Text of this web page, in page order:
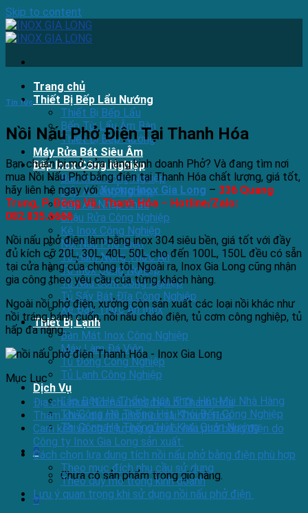
Skip to content
Trang chủ
Thiết Bị Bếp Lẩu Nướng
Thiết Bị Bếp Lẩu
Bếp Từ Lẩu Âm Bàn
Thiết Bị Bếp Nướng
Máy Rửa Bát Siêu Âm
Bếp Inox Công Nghiệp
Bàn Inox Công Nghiệp
Bếp Á Công Nghiệp
Bếp Âu Nhập Khẩu
Chậu Rửa Công Nghiệp
Kệ Inox Công Nghiệp
Nồi Nấu Phở Điện
Tủ Hâm Nóng Thức Ăn
Tủ Inox Công Nghiệp
Tủ Nấu Cơm Công Nghiệp
Tủ Sấy Bát Đĩa Công Nghiệp
Xe Đẩy Thức Ăn Inox
Thiết Bị Lạnh
Bàn Mát Inox Công Nghiệp
Máy Làm Đá Viên
Tủ Đông Công Nghiệp
Tủ Lạnh Công Nghiệp
Dịch Vụ
Lắp Đặt Hệ Thống Hút Khói, Hút Mùi Nhà Hàng
Thi Công Hệ Thống Hút Khói Bếp Công Nghiệp
Thi Công Hệ Thống Hút Khói Quán Nướng
0
Chưa có sản phẩm trong giỏ hàng.
0
Tin tức
Nồi Nấu Phở Điện Tại Thanh Hóa
Bạn chuẩn bị mở cửa hàng kinh doanh Phở? Và đang tìm nơi
mua Nồi Nấu Phở bằng điện tại Thanh Hóa chất lượng, giá tốt,
hãy liên hệ ngay vớiXưởng Inox Gia Long – 336 Quang
Trung, P. Đông Vệ, Thanh Hóa – Hotline/Zalo:
082.835.6666
Nồi nấu phở điện làm bằng inox 304 siêu bền, giá tốt với đầy
đủ kích cỡ 20L, 30L, 40L, 50L cho đến 100L, 150L đều có sẵn
tại cửa hàng của chúng tôi. Ngoài ra, Inox Gia Long cũng nhận
gia công theo yêu cầu của từng khách hàng.
Ngoài nồi phở điện, xưởng còn sản xuất các loại nồi khác như
nồi tráng bánh cuốn, nồi nấu cháo điện, tủ cơm công nghiệp, tủ
hấp đa năng…
Mục Lục
Địa chỉ mua Nồi nấu phở điện ở Thanh Hóa
Tham khảo giá nồi phở inox tại Thanh Hóa
Cam kết về chất lượng của nồi nấu phở bằng điện do
Công ty Inox Gia Long sản xuất:
Cách chọn lựa dung tích nồi nấu phở bằng điện phù hợp
Theo mục đích nhu cầu sử dụng
Theo quy mô trong kinh doanh
Lưu ý quan trọng khi sử dụng nồi nấu phở điện